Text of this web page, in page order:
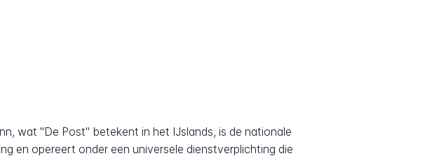
wat "De Post" betekent in het IJslands, is de nationale
en opereert onder een universele dienstverplichting die